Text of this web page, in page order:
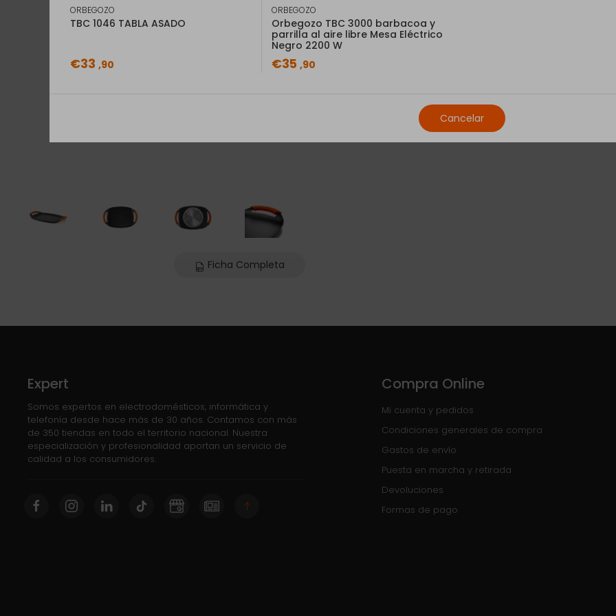
Ficha Completa
Expert
Somos expertos en electrodomésticos, informática y
telefonía desde hace más de 30 años. Contamos con más
de 350 tiendas en todo el territorio nacional. Nuestra
especialización y profesionalidad aportan un servicio de
calidad a los consumidores.
Compra Online
Mi cuenta y pedidos
Condiciones generales de compra
Gastos de envío
Puesta en marcha y retirada
Devoluciones
Formas de pago
ORBEGOZO
TBC 1046 TABLA ASADO
€33 ,90
ORBEGOZO
Orbegozo TBC 3000 barbacoa y
parrilla al aire libre Mesa Eléctrico
Negro 2200 W
€35 ,90
Cancelar